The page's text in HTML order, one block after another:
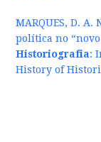
MARQUES, D.
política no
Historiografia:
History of